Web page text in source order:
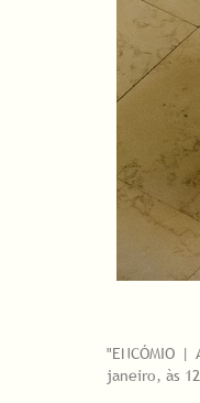
"ENCÓMIO
janeiro, às